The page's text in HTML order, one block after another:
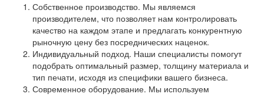
Собственное производство. Мы являемся
производителем, что позволяет нам контролировать
качество на каждом этапе и предлагать конкурентную
рыночную цену без посреднических наценок.
Индивидуальный подход. Наши специалисты помогут
подобрать оптимальный размер, толщину материала и
тип печати, исходя из специфики вашего бизнеса.
Современное оборудование. Мы используем